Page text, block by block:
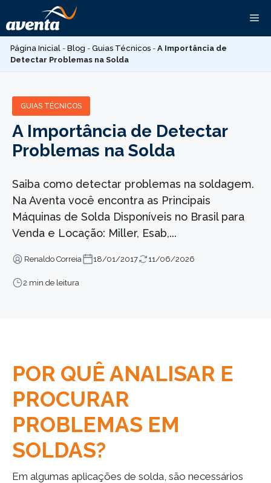
para
o
conteúdo
Página Inicial - Blog - Guias Técnicos - A Importância de
Detectar Problemas na Solda
GUIAS TÉCNICOS
A Importância de Detectar
Problemas na Solda
Saiba como detectar problemas na soldagem.
Na Aventa você encontra as Principais
Máquinas de Solda Disponíveis no Brasil para
Venda e Locação: Miller, Esab,...
Renaldo Correia 18/01/2017 11/06/2026
2 min de leitura
POR QUÊ ANALISAR E
PROCURAR
PROBLEMAS EM
SOLDAS?
Em algumas aplicações de solda, são necessários